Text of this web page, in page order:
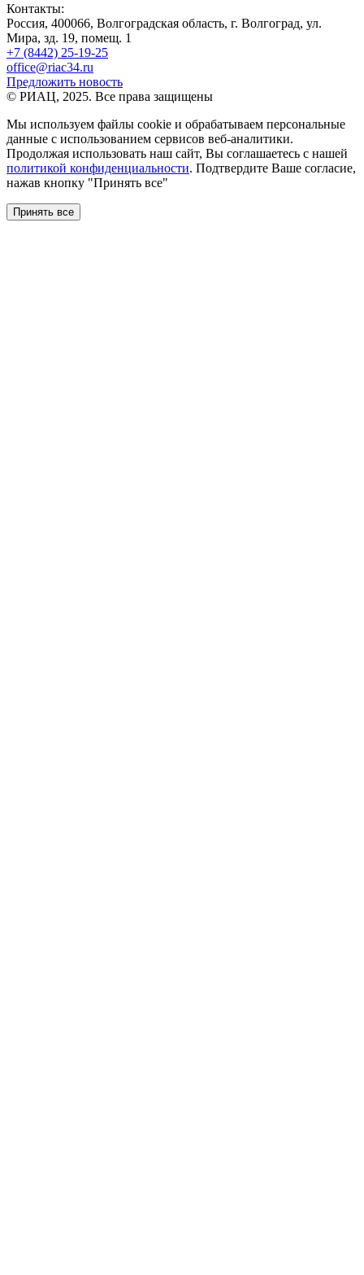
Контакты:
Россия, 400066, Волгоградская область, г. Волгоград, ул.
Мира, зд. 19, помещ. 1
+7 (8442) 25-19-25
office@riac34.ru
Предложить новость
© РИАЦ, 2025. Все права защищены
Мы используем файлы сookie и обрабатываем персональные
данные с использованием сервисов веб-аналитики.
Продолжая использовать наш сайт, Вы соглашаетесь с нашей
политикой конфиденциальности. Подтвердите Ваше согласие,
нажав кнопку "Принять все"
Принять все